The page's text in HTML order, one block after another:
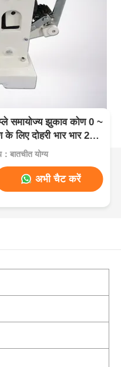
समायोज्य झुकाव कोण 0 ~
के लिए दोहरी भार भार 2LB
बातचीत योग्य
अभी चैट करें